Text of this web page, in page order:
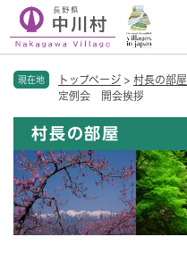
現在地 トップページ > 村長の部屋
定例会 開会挨拶
村長の部屋